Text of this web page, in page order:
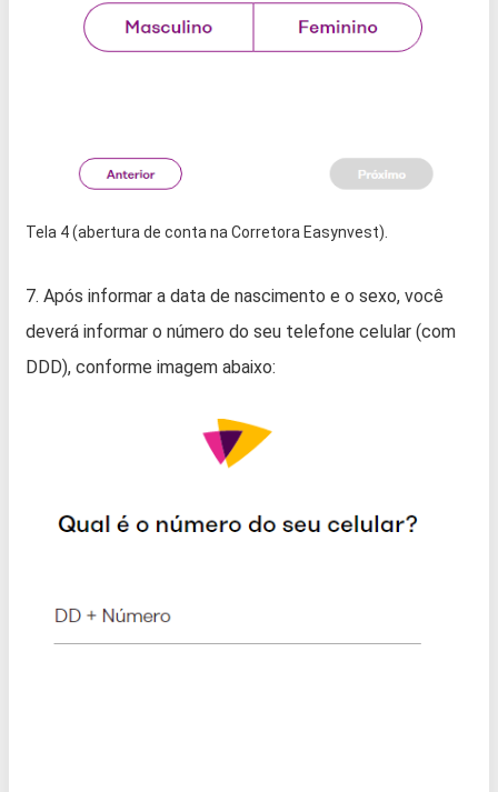
Tela 4 (abertura de conta na Corretora Easynvest).
7. Após informar a data de nascimento e o sexo, você
deverá informar o número do seu telefone celular (com
DDD), conforme imagem abaixo: